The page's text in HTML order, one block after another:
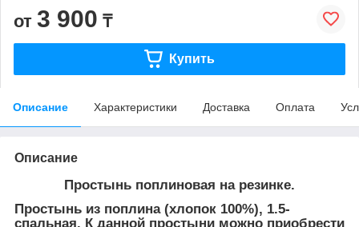
от 3 900 ₸
Купить
Описание Характеристики Доставка Оплата
Описание
Простынь поплиновая на резинке.
Простынь из поплина (хлопок 100%), 1.5-
спальная. К данной простыни можно приобрести